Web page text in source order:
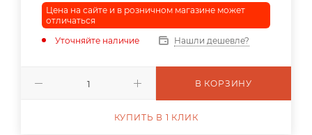
Цена на сайте и в розничном магазине может
отличаться
Уточняйте наличие
Нашли дешевле?
В КОРЗИНУ
КУПИТЬ В 1 КЛИК